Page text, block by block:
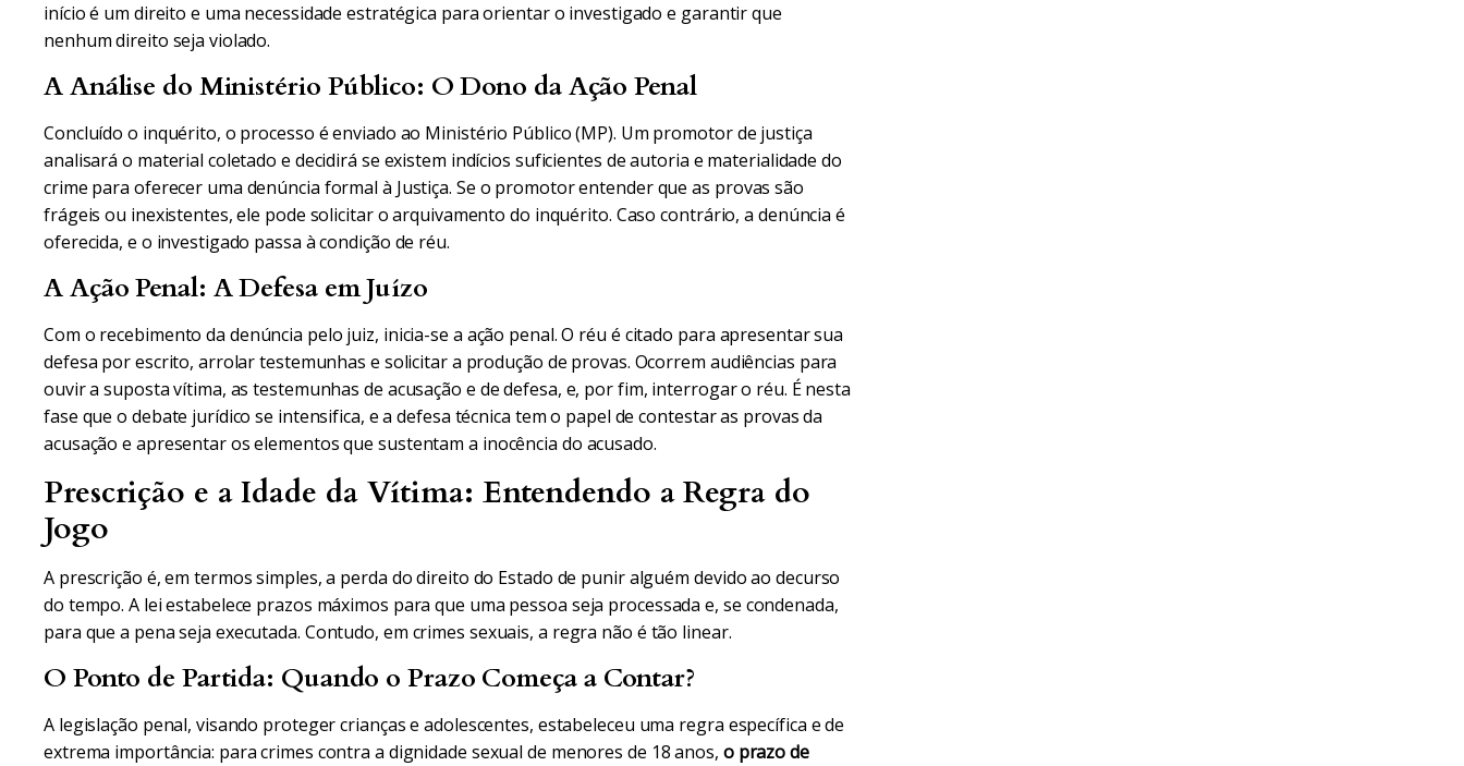
início é um direito e uma necessidade estratégica para orientar o investigado e garantir que
nenhum direito seja violado.
A Análise do Ministério Público: O Dono da Ação Penal
Concluído o inquérito, o processo é enviado ao Ministério Público (MP). Um promotor de justiça
analisará o material coletado e decidirá se existem indícios suficientes de autoria e materialidade do
crime para oferecer uma denúncia formal à Justiça. Se o promotor entender que as provas são
frágeis ou inexistentes, ele pode solicitar o arquivamento do inquérito. Caso contrário, a denúncia é
oferecida, e o investigado passa à condição de réu.
A Ação Penal: A Defesa em Juízo
Com o recebimento da denúncia pelo juiz, inicia-se a ação penal. O réu é citado para apresentar sua
defesa por escrito, arrolar testemunhas e solicitar a produção de provas. Ocorrem audiências para
ouvir a suposta vítima, as testemunhas de acusação e de defesa, e, por fim, interrogar o réu. É nesta
fase que o debate jurídico se intensifica, e a defesa técnica tem o papel de contestar as provas da
acusação e apresentar os elementos que sustentam a inocência do acusado.
Prescrição e a Idade da Vítima: Entendendo a Regra do
Jogo
A prescrição é, em termos simples, a perda do direito do Estado de punir alguém devido ao decurso
do tempo. A lei estabelece prazos máximos para que uma pessoa seja processada e, se condenada,
para que a pena seja executada. Contudo, em crimes sexuais, a regra não é tão linear.
O Ponto de Partida: Quando o Prazo Começa a Contar?
A legislação penal, visando proteger crianças e adolescentes, estabeleceu uma regra específica e de
extrema importância: para crimes contra a dignidade sexual de menores de 18 anos, o prazo de